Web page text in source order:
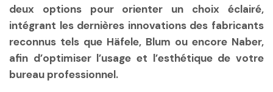
deux options pour orienter un choix éclairé,
intégrant les dernières innovations des fabricants
reconnus tels que Häfele, Blum ou encore Naber,
afin d’optimiser l’usage et l’esthétique de votre
bureau professionnel.